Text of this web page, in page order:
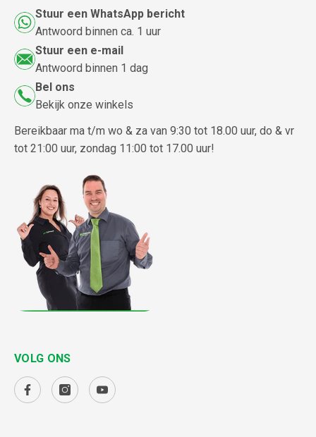
Stuur een WhatsApp bericht
Antwoord binnen ca. 1 uur
Stuur een e-mail
Antwoord binnen 1 dag
Bel ons
Bekijk onze winkels
Bereikbaar ma t/m wo & za van 9:30 tot 18.00 uur, do & vr
tot 21:00 uur, zondag 11:00 tot 17.00 uur!
VOLG ONS